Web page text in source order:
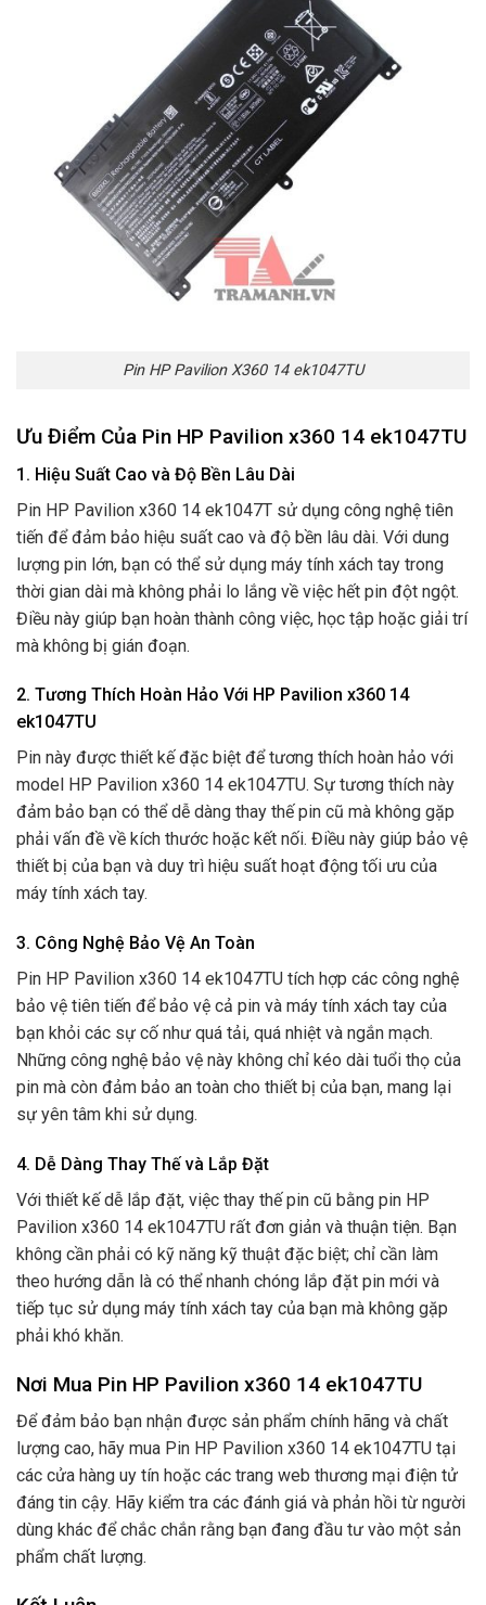
Pin HP Pavilion X360 14 ek1047TU
Ưu Điểm Của Pin HP Pavilion x360 14 ek1047TU
1. Hiệu Suất Cao và Độ Bền Lâu Dài
Pin HP Pavilion x360 14 ek1047T sử dụng công nghệ tiên
tiến để đảm bảo hiệu suất cao và độ bền lâu dài. Với dung
lượng pin lớn, bạn có thể sử dụng máy tính xách tay trong
thời gian dài mà không phải lo lắng về việc hết pin đột ngột.
Điều này giúp bạn hoàn thành công việc, học tập hoặc giải trí
mà không bị gián đoạn.
2. Tương Thích Hoàn Hảo Với HP Pavilion x360 14
ek1047TU
Pin này được thiết kế đặc biệt để tương thích hoàn hảo với
model HP Pavilion x360 14 ek1047TU. Sự tương thích này
đảm bảo bạn có thể dễ dàng thay thế pin cũ mà không gặp
phải vấn đề về kích thước hoặc kết nối. Điều này giúp bảo vệ
thiết bị của bạn và duy trì hiệu suất hoạt động tối ưu của
máy tính xách tay.
3. Công Nghệ Bảo Vệ An Toàn
Pin HP Pavilion x360 14 ek1047TU tích hợp các công nghệ
bảo vệ tiên tiến để bảo vệ cả pin và máy tính xách tay của
bạn khỏi các sự cố như quá tải, quá nhiệt và ngắn mạch.
Những công nghệ bảo vệ này không chỉ kéo dài tuổi thọ của
pin mà còn đảm bảo an toàn cho thiết bị của bạn, mang lại
sự yên tâm khi sử dụng.
4. Dễ Dàng Thay Thế và Lắp Đặt
Với thiết kế dễ lắp đặt, việc thay thế pin cũ bằng pin HP
Pavilion x360 14 ek1047TU rất đơn giản và thuận tiện. Bạn
không cần phải có kỹ năng kỹ thuật đặc biệt; chỉ cần làm
theo hướng dẫn là có thể nhanh chóng lắp đặt pin mới và
tiếp tục sử dụng máy tính xách tay của bạn mà không gặp
phải khó khăn.
Nơi Mua Pin HP Pavilion x360 14 ek1047TU
Để đảm bảo bạn nhận được sản phẩm chính hãng và chất
lượng cao, hãy mua Pin HP Pavilion x360 14 ek1047TU tại
các cửa hàng uy tín hoặc các trang web thương mại điện tử
đáng tin cậy. Hãy kiểm tra các đánh giá và phản hồi từ người
dùng khác để chắc chắn rằng bạn đang đầu tư vào một sản
phẩm chất lượng.